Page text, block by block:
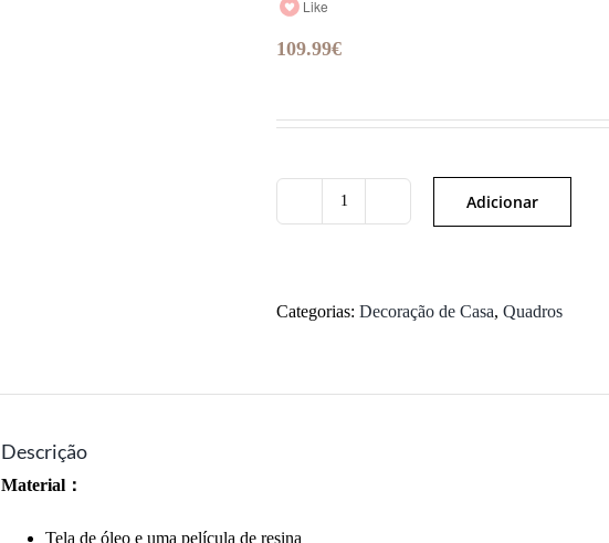
Like
109.99€
suspensas
D
Adicionar
Categorias: Decoração de Casa, Quadros
Descrição
Material：
Tela de óleo e uma película de resina